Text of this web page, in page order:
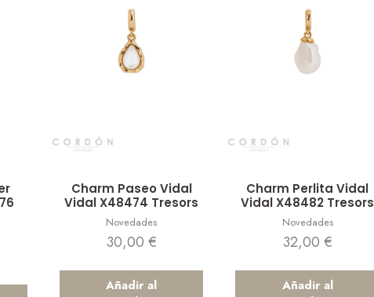
Charm Paseo Vidal
Vidal X48474 Tresors
Novedades
30,00 €
Añadir al
Charm Perlita Vidal
Vidal X48482 Tresors
Novedades
32,00 €
Añadir al